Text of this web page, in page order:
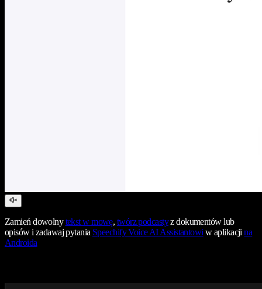
Zamień dowolnytekst w mowę, twórz podcastyz dokumentów lub
opisów i zadawaj pytania Speechify Voice AI Assistantowiw aplikacjina
Androida